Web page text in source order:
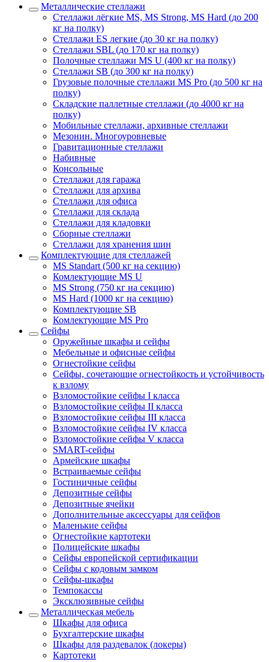
Металлические стеллажи
Стеллажи лёгкие MS, MS Strong, MS Hard (до 200
кг на полку)
Стеллажи ES легкие (до 30 кг на полку)
Стеллажи SBL (до 170 кг на полку)
Полочные стеллажи MS U (400 кг на полку)
Стеллажи SB (до 300 кг на полку)
Грузовые полочные стеллажи MS Pro (до 500 кг на
полку)
Складские паллетные стеллажи (до 4000 кг на
полку)
Мобильные стеллажи, архивные стеллажи
Мезонин. Многоуровневые
Гравитационные стеллажи
Набивные
Консольные
Стеллажи для гаража
Стеллажи для архива
Стеллажи для офиса
Стеллажи для склада
Стеллажи для кладовки
Сборные стеллажи
Стеллажи для хранения шин
Комплектующие для стеллажей
MS Standart (500 кг на секцию)
Комлектующие MS U
MS Strong (750 кг на секцию)
MS Hard (1000 кг на секцию)
Комплектующие SB
Комлектующие MS Pro
Сейфы
Оружейные шкафы и сейфы
Мебельные и офисные сейфы
Огнестойкие сейфы
Сейфы, сочетающие огнестойкость и устойчивость
к взлому
Взломостойкие сейфы I класса
Взломостойкие сейфы II класса
Взломостойкие сейфы III класса
Взломостойкие сейфы IV класса
Взломостойкие сейфы V класса
SMART-сейфы
Армейские шкафы
Встраиваемые сейфы
Гостиничные сейфы
Депозитные сейфы
Депозитные ячейки
Дополнительные аксессуары для сейфов
Маленькие сейфы
Огнестойкие картотеки
Полицейские шкафы
Сейфы европейской сертификации
Сейфы с кодовым замком
Сейфы-шкафы
Темпокассы
Эксклюзивные сейфы
Металлическая мебель
Шкафы для офиса
Бухгалтерские шкафы
Шкафы для раздевалок (локеры)
Картотеки